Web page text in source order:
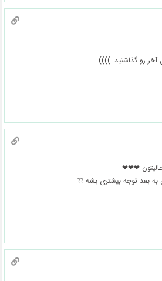
رو گذاشتید :))))
عالیتون ❤❤❤
به بعد توجه بیشتری بشه ??